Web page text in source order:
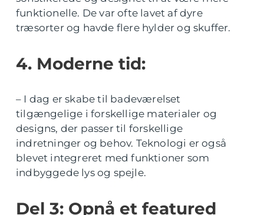
funktionelle. De var ofte lavet af dyre
træsorter og havde flere hylder og skuffer.
4. Moderne tid:
– I dag er skabe til badeværelset
tilgængelige i forskellige materialer og
designs, der passer til forskellige
indretninger og behov. Teknologi er også
blevet integreret med funktioner som
indbyggede lys og spejle.
Del 3: Opnå et featured